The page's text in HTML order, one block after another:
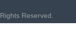
Reserved.